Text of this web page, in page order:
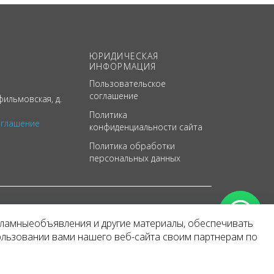
д.
ЮРИДИЧЕСКАЯ
ИНФОРМАЦИЯ
Пользовательское
соглашение
Политика
конфиденциальности сайта
Политика обработки
персональных данных
и другие материалы, обеспечивать
вами нашего веб-сайта своим партнерам по